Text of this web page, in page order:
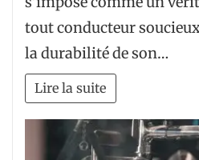
tout conducteur
la durabilité de son…
Lire la suite